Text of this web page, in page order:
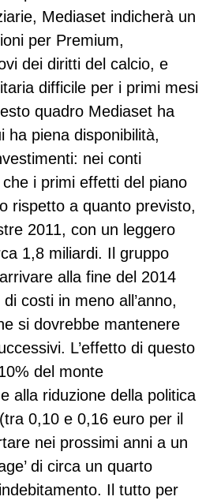
Mediaset indicherà un
per Premium,
dei diritti del calcio, e
difficile per i primi mesi
quadro Mediaset ha
ha piena disponibilità,
nei conti
i primi effetti del piano
rispetto a quanto previsto,
2011, con un leggero
1,8 miliardi. Il gruppo
alla fine del 2014
costi in meno all’anno,
si dovrebbe mantenere
L’effetto di questo
del monte
alla riduzione della politica
0,10 e 0,16 euro per il
nei prossimi anni a un
di circa un quarto
Il tutto per